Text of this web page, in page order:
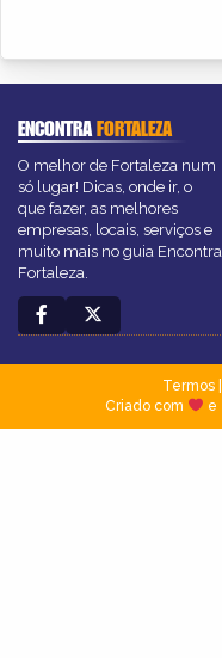
ENCONTRAFORTALEZA
O melhor de Fortaleza num
só lugar! Dicas, onde ir, o
que fazer, as melhores
empresas, locais, serviços e
muito mais no guia Encontra
Fortaleza.
Termos|
Criado com
e